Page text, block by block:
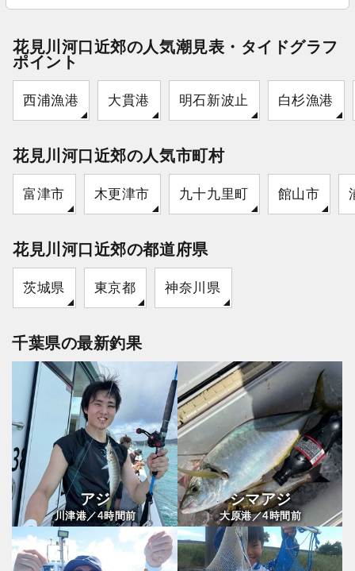
花見川河口近郊の人気潮見表・タイドグラフ
ポイント
西浦漁港 大貫港 明石新波止 白杉漁港
花見川河口近郊の人気市町村
富津市 木更津市 九十九里町 館山市
花見川河口近郊の都道府県
茨城県 東京都 神奈川県
千葉県の最新釣果
アジ
川津港／4時間前
シマアジ
大原港／4時間前